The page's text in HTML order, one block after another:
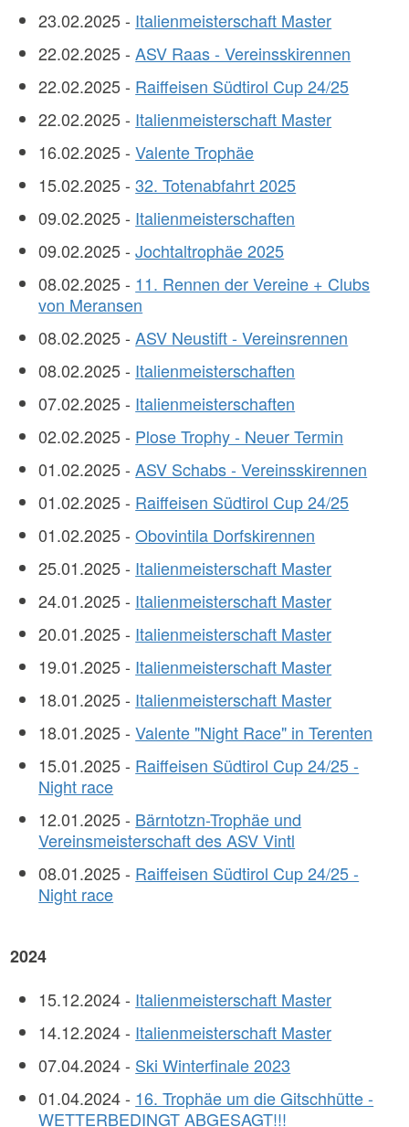
23.02.2025 - Italienmeisterschaft Master
22.02.2025 -ASV Raas - Vereinsskirennen
22.02.2025 - Raiffeisen Südtirol Cup 24/25
22.02.2025 - Italienmeisterschaft Master
16.02.2025 -Valente Trophäe
15.02.2025 -32. Totenabfahrt 2025
09.02.2025 - Italienmeisterschaften
09.02.2025 -Jochtaltrophäe 2025
08.02.2025 - 11. Rennen der Vereine + Clubs
von Meransen
08.02.2025 -ASV Neustift - Vereinsrennen
08.02.2025 - Italienmeisterschaften
07.02.2025 - Italienmeisterschaften
02.02.2025 - Plose Trophy - Neuer Termin
01.02.2025 -ASV Schabs - Vereinsskirennen
01.02.2025 - Raiffeisen Südtirol Cup 24/25
01.02.2025 -Obovintila Dorfskirennen
25.01.2025 - Italienmeisterschaft Master
24.01.2025 - Italienmeisterschaft Master
20.01.2025 - Italienmeisterschaft Master
19.01.2025 - Italienmeisterschaft Master
18.01.2025 - Italienmeisterschaft Master
18.01.2025 -Valente "Night Race" in Terenten
15.01.2025 - Raiffeisen Südtirol Cup 24/25 -
Night race
12.01.2025 - Bärntotzn-Trophäe und
Vereinsmeisterschaft des ASV Vintl
08.01.2025 - Raiffeisen Südtirol Cup 24/25 -
Night race
2024
15.12.2024 - Italienmeisterschaft Master
14.12.2024 - Italienmeisterschaft Master
07.04.2024 - Ski Winterfinale 2023
01.04.2024 - 16. Trophäe um die Gitschhütte -
WETTERBEDINGT ABGESAGT!!!